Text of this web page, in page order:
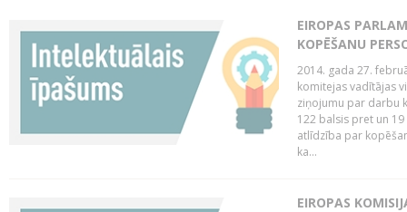
EIROPAS
KOPĒŠANU
2014. gada 27.
komitejas vadītājas
ziņojumu par darbu
122 balsis pret un
atlīdzība par
ka...
EIROPAS